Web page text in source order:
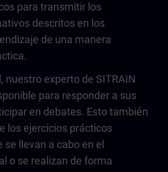
para transmitir los
descritos en los
de una manera
nuestro experto de SITRAIN
para responder a sus
en debates. Esto también
los ejercicios prácticos
se llevan a cabo en el
o se realizan de forma